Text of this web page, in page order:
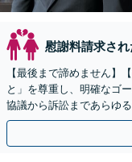
慰謝料請求され
【最後まで諦めません】
と」を尊重し、明確なゴ
協議から訴訟まであらゆ
【お子さま連れの相談可】